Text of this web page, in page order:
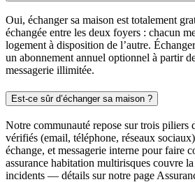
Oui, échanger sa maison est totalement
échangée entre les deux foyers : chacun
logement à disposition de l’autre.
un abonnement annuel optionnel à partir
messagerie illimitée.
Est-ce sûr d’échanger sa maison ?
Notre communauté repose sur trois piliers
vérifiés (email, téléphone, réseaux
échange, et messagerie interne pour faire
assurance habitation multirisques couvre
incidents — détails sur notre page